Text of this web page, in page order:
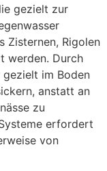
gezielt zur
Zisternen, Rigolen
werden. Durch
gezielt im Boden
anstatt an
zu
erfordert
von